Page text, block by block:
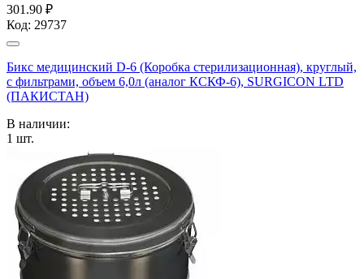
301.90 ₽
Код: 29737
Бикс медицинский D-6 (Коробка стерилизационная), круглый,
с фильтрами, объем 6,0л (аналог КСКФ-6), SURGICON LTD
(ПАКИСТАН)
В наличии:
1 шт.